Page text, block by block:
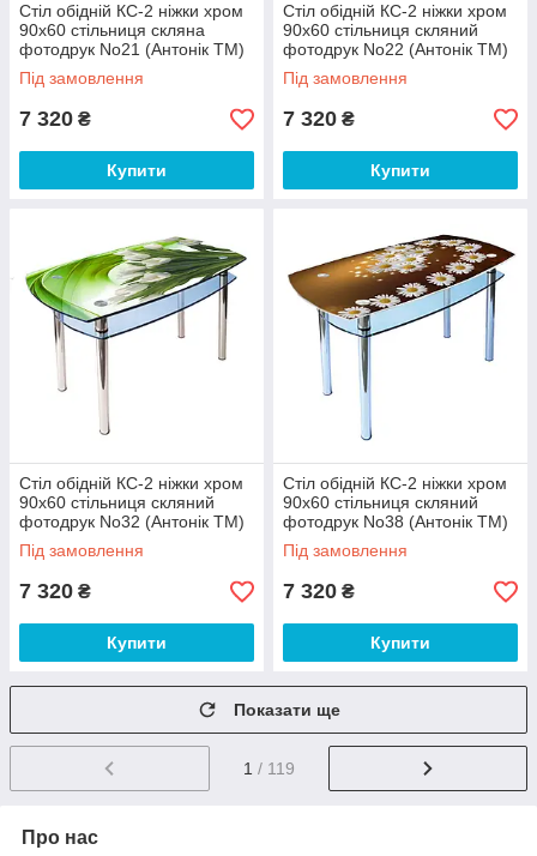
Стіл обідній КС-2 ніжки хром
90х60 стільниця скляна
фотодрук No21 (Антонік ТМ)
Під замовлення
7 320 ₴
Купити
Стіл обідній КС-2 ніжки хром
90х60 стільниця скляний
фотодрук No22 (Антонік ТМ)
Під замовлення
7 320 ₴
Купити
Стіл обідній КС-2 ніжки хром
90х60 стільниця скляний
фотодрук No32 (Антонік ТМ)
Під замовлення
7 320 ₴
Купити
Стіл обідній КС-2 ніжки хром
90х60 стільниця скляний
фотодрук No38 (Антонік ТМ)
Під замовлення
7 320 ₴
Купити
Показати ще
1 / 119
Про нас